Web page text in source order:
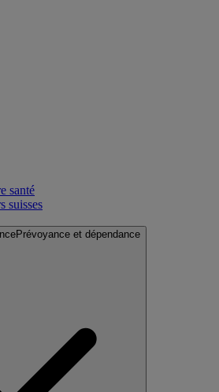
santé
suisses
Prévoyance et dépendance